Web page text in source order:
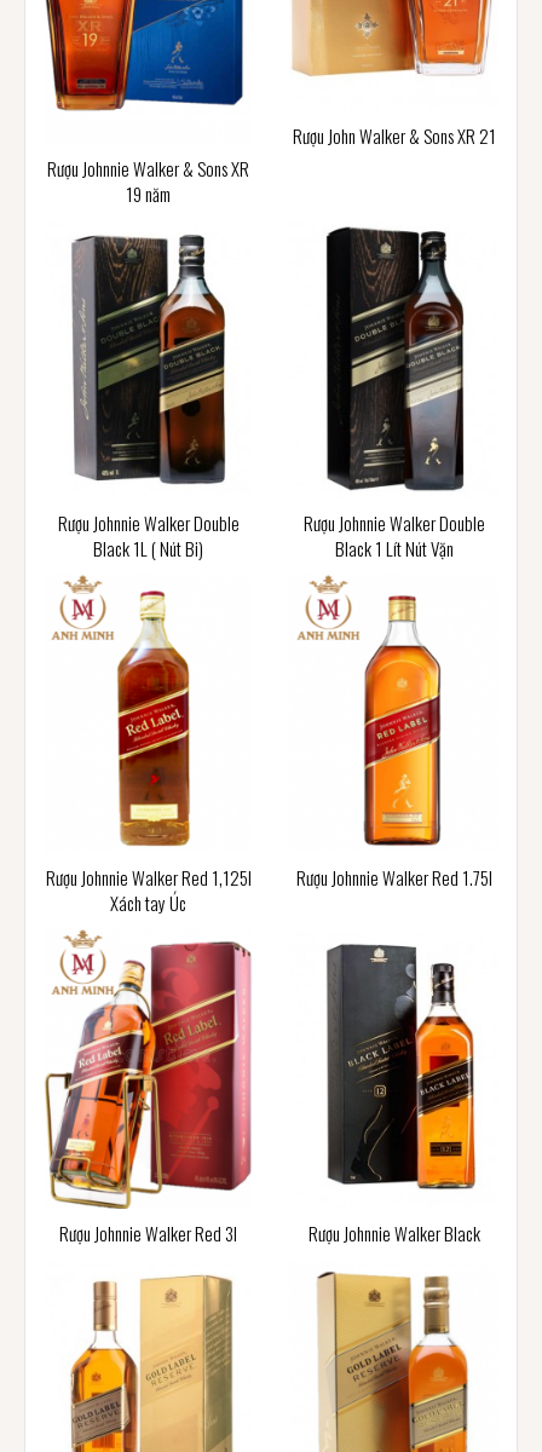
Rượu Johnnie Walker & Sons XR
19 năm
Rượu John Walker & Sons XR 21
Rượu Johnnie Walker Double
Black 1L ( Nút Bi)
Rượu Johnnie Walker Double
Black 1 Lít Nút Vặn
Rượu Johnnie Walker Red 1,125l
Xách tay Úc
Rượu Johnnie Walker Red 1.75l
Rượu Johnnie Walker Red 3l Rượu Johnnie Walker Black